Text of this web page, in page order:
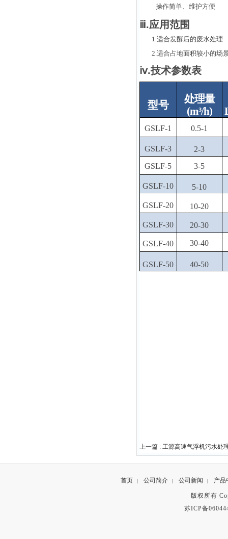
操作简单、维护方便
ⅲ.应用范围
1.适合发酵后的废水处理
2.适合占地面积较小的场
ⅳ.技术参数表
型号 处理量
(m³/h)
GSLF-1 0.5-1
GSLF-3
2-3
GSLF-5
3-5
GSLF-10 5-10
GSLF-20 10-20
GSLF-30 20-30
GSLF-40 30-40
GSLF-50 40-50
上一篇 : 工源高速气浮机污水处
首页 | 公司简介 | 公司新闻 | 产品
版权所有
苏ICP备